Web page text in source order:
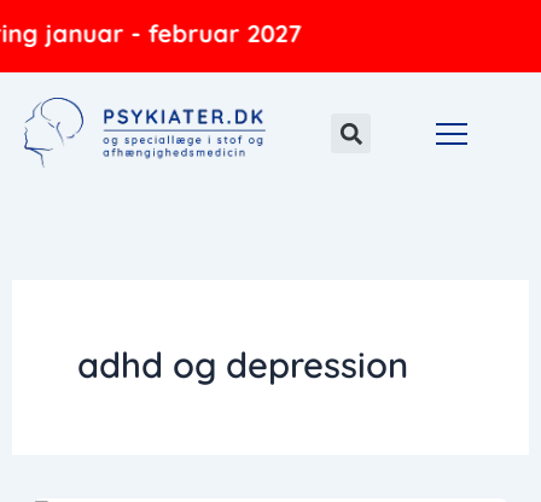
Gå
indholdet
januar - februar 2027
adhd og depression